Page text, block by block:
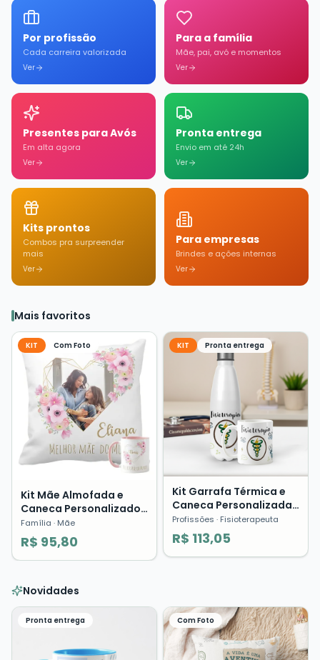
Por profissão
Cada carreira valorizada
Ver
Para a família
Mãe, pai, avó e momentos
Ver
Presentes para Avós
Em alta agora
Ver
Pronta entrega
Envio em até 24h
Ver
Kits prontos
Combos pra surpreender
mais
Ver
Para empresas
Brindes e ações internas
Ver
Mais favoritos
KIT Com Foto
Kit Mãe Almofada e
Caneca Personalizado
com Foto Presente Dia
das Mães ❤️
Família · Mãe
R$ 95,80
KIT Pronta entrega
Kit Garrafa Térmica e
Caneca Personalizada
Fisioterapia Profissões
Presente
Profissões · Fisioterapeuta
R$ 113,05
Novidades
Pronta entrega Com Foto